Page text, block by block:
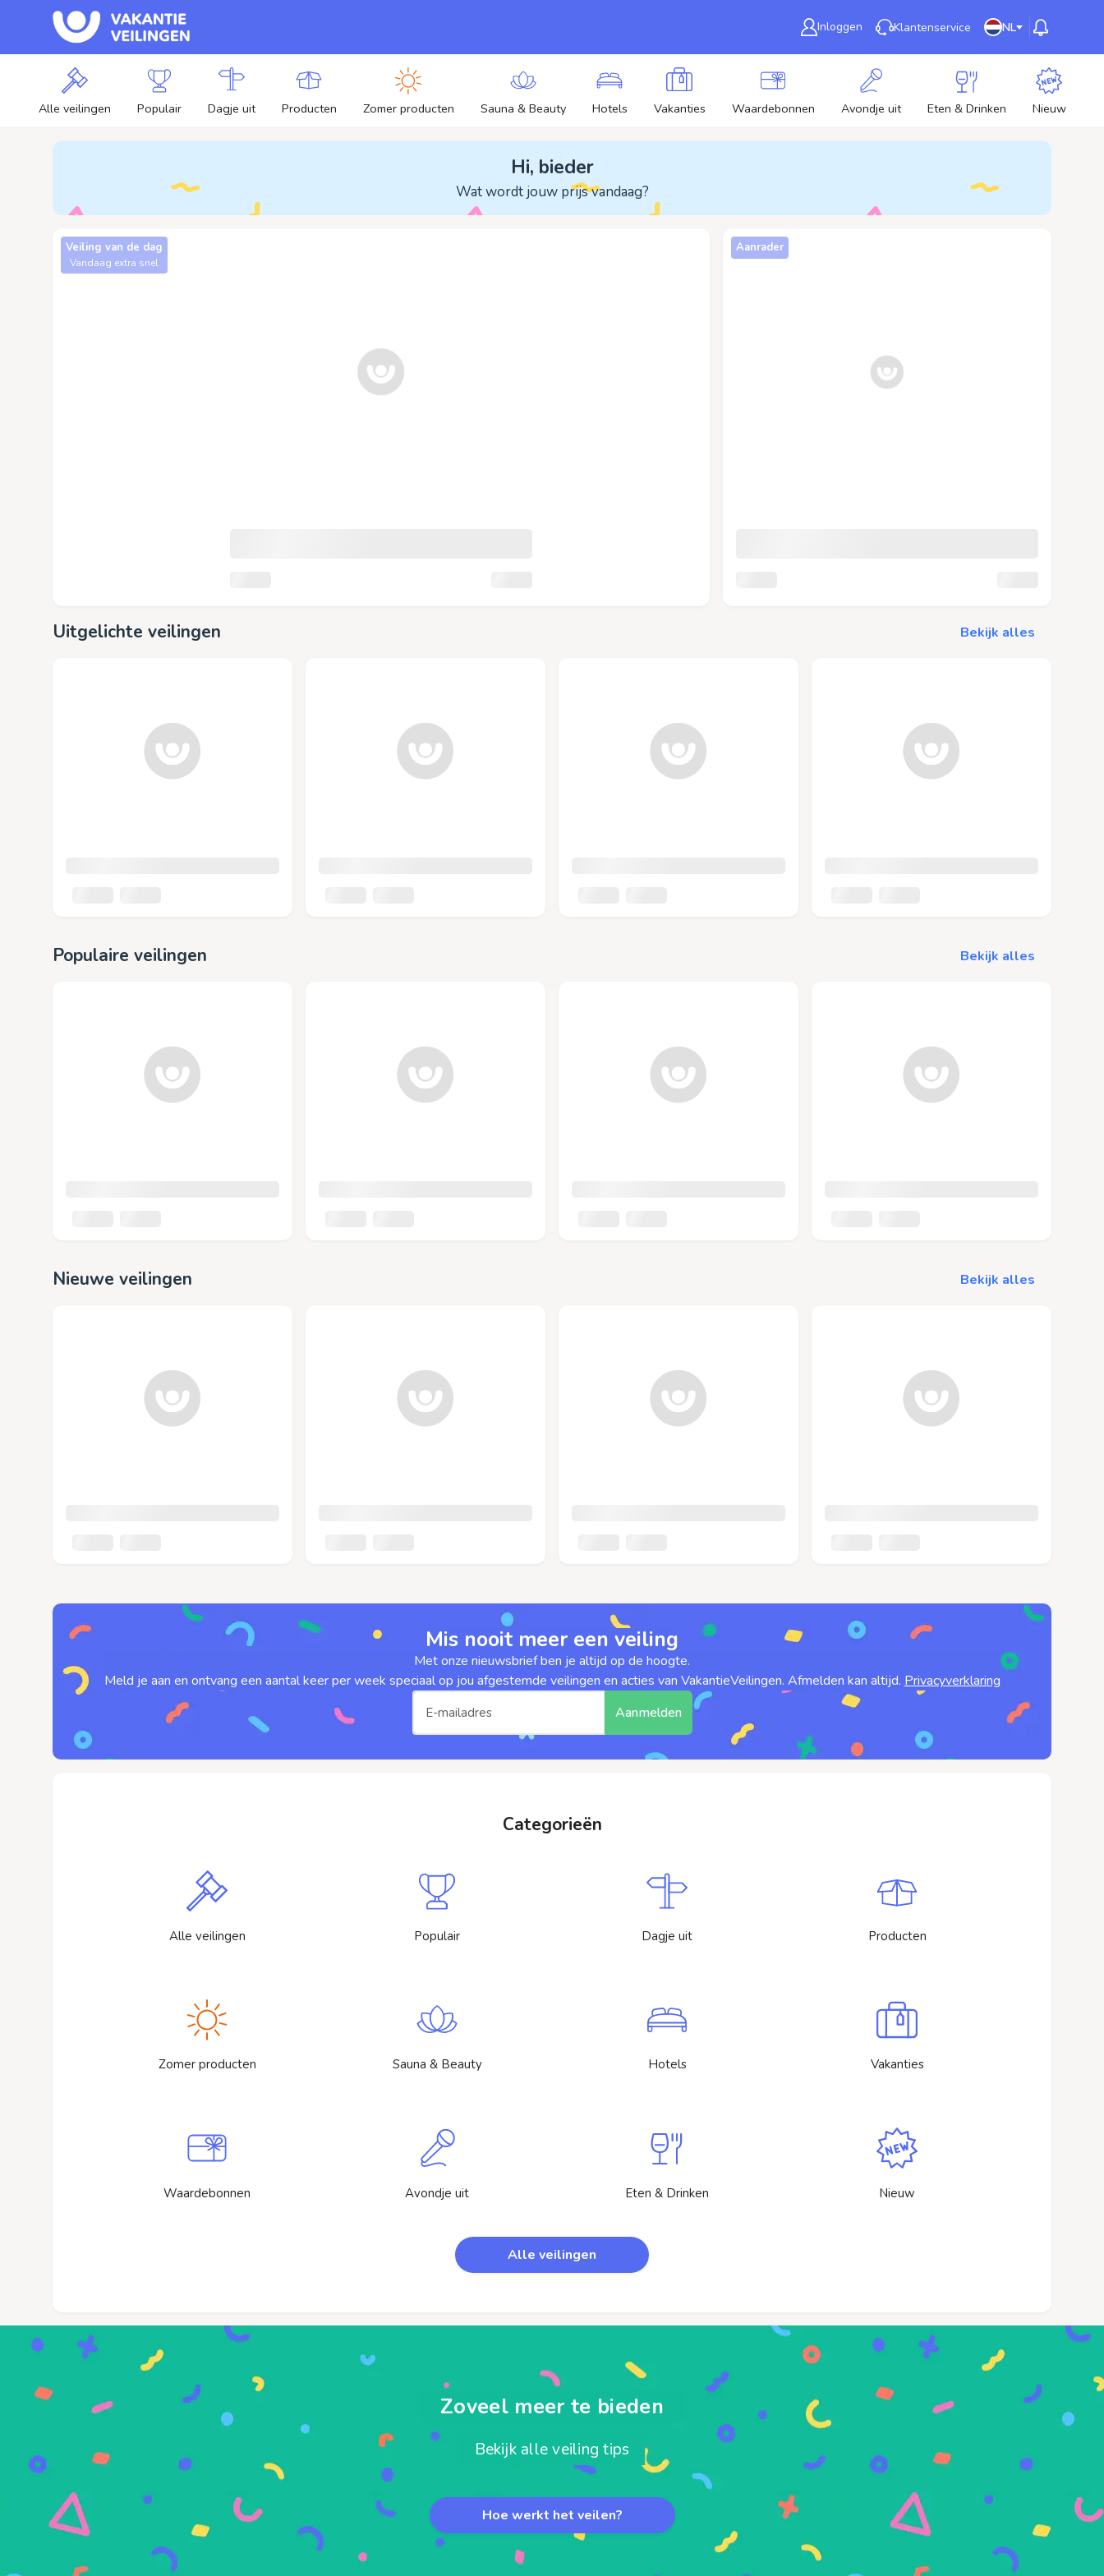
Inloggen Klantenservice NL
Alle veilingen Populair Dagje uit Producten Zomer producten Sauna & Beauty Hotels Vakanties Waardebonnen Avondje uit Eten & Drinken Nieuw
Hi, bieder
Wat wordt jouw prijs vandaag?
Veiling van de dag
Vandaag extra snel
Aanrader
Uitgelichte veilingen Bekijk alles
Populaire veilingen Bekijk alles
Nieuwe veilingen Bekijk alles
Mis nooit meer een veiling
Met onze nieuwsbrief ben je altijd op de hoogte.
Meld je aan en ontvang een aantal keer per week speciaal op jou afgestemde veilingen en acties van VakantieVeilingen. Afmelden kan altijd. Privacyverklaring
Aanmelden
Categorieën
Alle veilingen Populair Dagje uit Producten
Zomer producten Sauna & Beauty Hotels Vakanties
Waardebonnen Avondje uit Eten & Drinken Nieuw
Alle veilingen
Zoveel meer te bieden
Bekijk alle veiling tips
Hoe werkt het veilen?